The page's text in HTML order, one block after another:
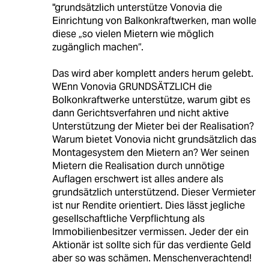
"grundsätzlich unterstütze Vonovia die
Einrichtung von Balkonkraftwerken, man wolle
diese „so vielen Mietern wie möglich
zugänglich machen“.
Das wird aber komplett anders herum gelebt.
WEnn Vonovia GRUNDSÄTZLICH die
Bolkonkraftwerke unterstütze, warum gibt es
dann Gerichtsverfahren und nicht aktive
Unterstützung der Mieter bei der Realisation?
Warum bietet Vonovia nicht grundsätzlich das
Montagesystem den Mietern an? Wer seinen
Mietern die Realisation durch unnötige
Auflagen erschwert ist alles andere als
grundsätzlich unterstützend. Dieser Vermieter
ist nur Rendite orientiert. Dies lässt jegliche
gesellschaftliche Verpflichtung als
Immobilienbesitzer vermissen. Jeder der ein
Aktionär ist sollte sich für das verdiente Geld
aber so was schämen. Menschenverachtend!